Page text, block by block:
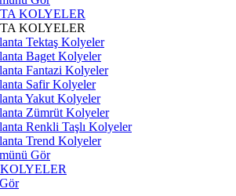
KOLYELER
KOLYELER
Tektaş Kolyeler
Baget Kolyeler
Fantazi Kolyeler
Safir Kolyeler
Yakut Kolyeler
Zümrüt Kolyeler
Renkli Taşlı Kolyeler
Trend Kolyeler
Gör